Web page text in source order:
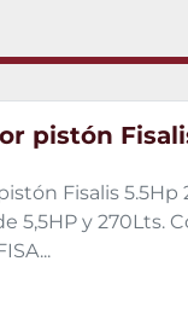
pistón
Fisalis
5,5HP y 270Lts.